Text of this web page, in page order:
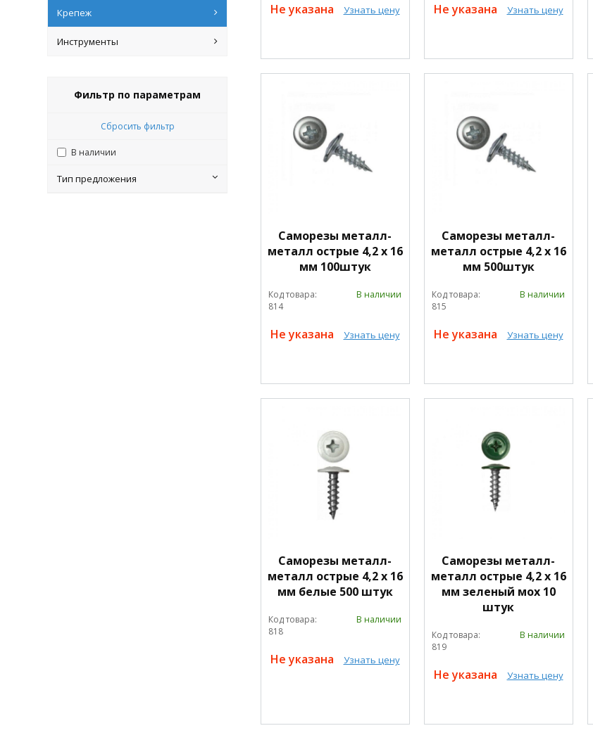
Крепеж
Инструменты
Фильтр по параметрам
Сбросить фильтр
В наличии
Тип предложения
Не указана Узнать цену Не указана Узнать цену
Саморезы металл-
металл острые 4,2 х 16
мм 100штук
Код товара:
814
В наличии
Не указана Узнать цену
Саморезы металл-
металл острые 4,2 х 16
мм 500штук
Код товара:
815
В наличии
Не указана Узнать цену
Саморезы металл-
металл острые 4,2 х 16
мм белые 500 штук
Код товара:
818
В наличии
Не указана Узнать цену
Саморезы металл-
металл острые 4,2 х 16
мм зеленый мох 10
штук
Код товара:
819
В наличии
Не указана Узнать цену